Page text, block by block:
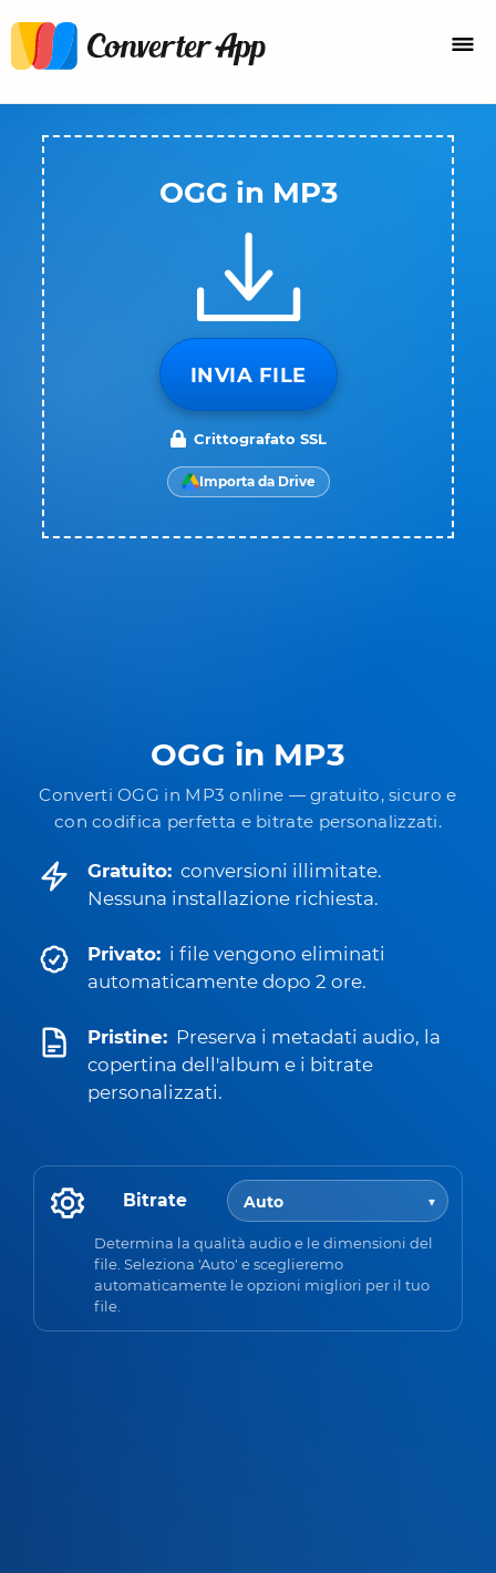
OGG in MP3
Converti OGG in MP3 online — gratuito, sicuro e
con codifica perfetta e bitrate personalizzati.
Gratuito: conversioni illimitate.
Nessuna installazione richiesta.
Privato: i file vengono eliminati
automaticamente dopo 2 ore.
Pristine: Preserva i metadati audio, la
copertina dell'album e i bitrate
personalizzati.
Bitrate
Determina la qualità audio e le dimensioni del
file. Seleziona 'Auto' e sceglieremo
automaticamente le opzioni migliori per il tuo
file.
OGG in MP3
INVIA FILE
Crittografato SSL
Importa da Drive